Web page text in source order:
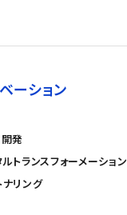
ーション
開発
トランスフォーメーション
ナリング